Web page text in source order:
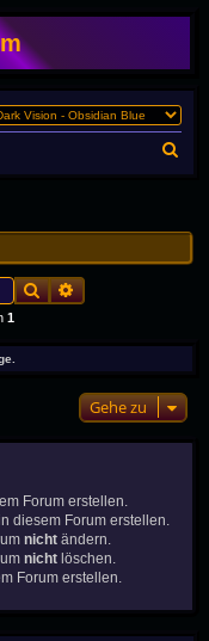
u
h
e
SucheErweiterte Suche
1
Gehe zu
Forum erstellen.
diesem Forum erstellen.
nicht ändern.
nicht löschen.
Forum erstellen.